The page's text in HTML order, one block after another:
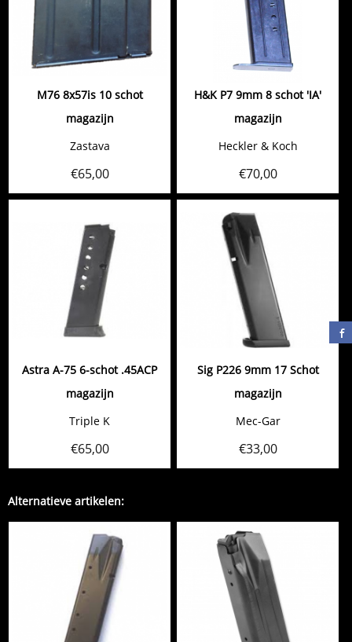
M76 8x57is 10 schot
magazijn
Zastava
€65,00
H&K P7 9mm 8 schot 'IA'
magazijn
Heckler & Koch
€70,00
Astra A-75 6-schot .45ACP
magazijn
Triple K
€65,00
Sig P226 9mm 17 Schot
magazijn
Mec-Gar
€33,00
Alternatieve artikelen: